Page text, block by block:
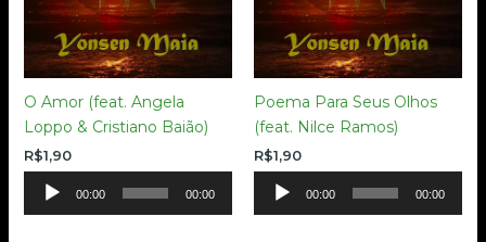
O Amor (feat. Angela
Loppo & Cristiano Baião)
R$1,90
Tocador
00:00 00:00
Poema Para Seus Olhos
(feat. Nilce Ramos)
R$1,90
Tocador
00:00 00:00